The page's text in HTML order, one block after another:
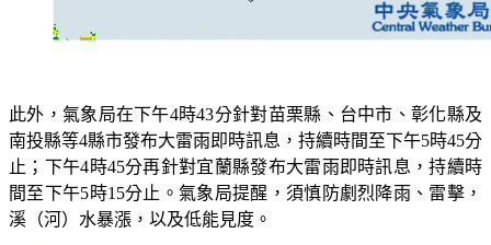
此外，氣象局在下午4時43分針對苗栗縣、台中市、彰化縣及
南投縣等4縣市發布大雷雨即時訊息，持續時間至下午5時45分
止；下午4時45分再針對宜蘭縣發布大雷雨即時訊息，持續時
間至下午5時15分止。氣象局提醒，須慎防劇烈降雨、雷擊，
溪（河）水暴漲，以及低能見度。